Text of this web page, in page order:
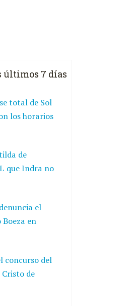
últimos 7 días
total de Sol
los horarios
de
que Indra no
el
en
concurso del
de